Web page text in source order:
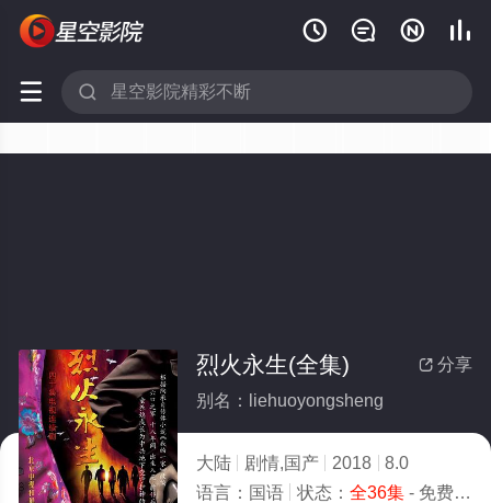
   
 
 分享
烈火永生(全集)
别名：liehuoyongsheng
大陆 剧情,国产 2018
8.0
语言： 国语 状态： 全36集- 免费在线观看